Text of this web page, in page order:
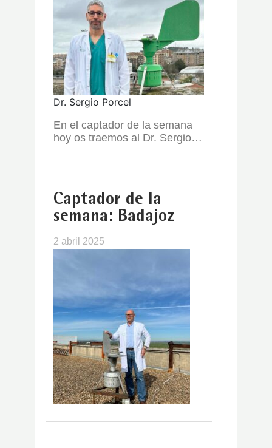
Dr. Sergio Porcel
En el captador de la semana
hoy os traemos al Dr. Sergio…
Captador de la
semana: Badajoz
2 abril 2025